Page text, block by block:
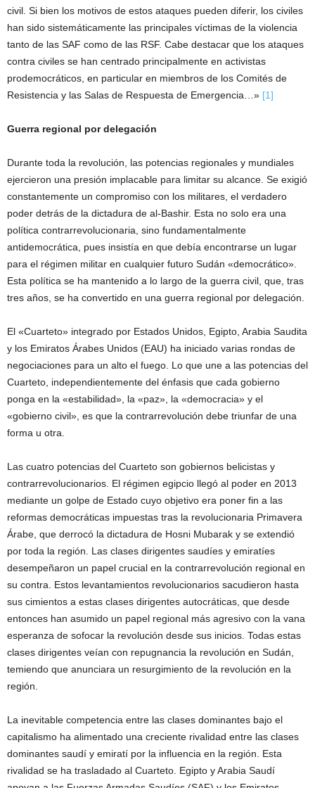
civil. Si bien los motivos de estos ataques pueden diferir, los civiles
han sido sistemáticamente las principales víctimas de la violencia
tanto de las SAF como de las RSF. Cabe destacar que los ataques
contra civiles se han centrado principalmente en activistas
prodemocráticos, en particular en miembros de los Comités de
Resistencia y las Salas de Respuesta de Emergencia…» [1]
Guerra regional por delegación
Durante toda la revolución, las potencias regionales y mundiales
ejercieron una presión implacable para limitar su alcance. Se exigió
constantemente un compromiso con los militares, el verdadero
poder detrás de la dictadura de al-Bashir. Esta no solo era una
política contrarrevolucionaria, sino fundamentalmente
antidemocrática, pues insistía en que debía encontrarse un lugar
para el régimen militar en cualquier futuro Sudán «democrático».
Esta política se ha mantenido a lo largo de la guerra civil, que, tras
tres años, se ha convertido en una guerra regional por delegación.
El «Cuarteto» integrado por Estados Unidos, Egipto, Arabia Saudita
y los Emiratos Árabes Unidos (EAU) ha iniciado varias rondas de
negociaciones para un alto el fuego. Lo que une a las potencias del
Cuarteto, independientemente del énfasis que cada gobierno
ponga en la «estabilidad», la «paz», la «democracia» y el
«gobierno civil», es que la contrarrevolución debe triunfar de una
forma u otra.
Las cuatro potencias del Cuarteto son gobiernos belicistas y
contrarrevolucionarios. El régimen egipcio llegó al poder en 2013
mediante un golpe de Estado cuyo objetivo era poner fin a las
reformas democráticas impuestas tras la revolucionaria Primavera
Árabe, que derrocó la dictadura de Hosni Mubarak y se extendió
por toda la región. Las clases dirigentes saudíes y emiratíes
desempeñaron un papel crucial en la contrarrevolución regional en
su contra. Estos levantamientos revolucionarios sacudieron hasta
sus cimientos a estas clases dirigentes autocráticas, que desde
entonces han asumido un papel regional más agresivo con la vana
esperanza de sofocar la revolución desde sus inicios. Todas estas
clases dirigentes veían con repugnancia la revolución en Sudán,
temiendo que anunciara un resurgimiento de la revolución en la
región.
La inevitable competencia entre las clases dominantes bajo el
capitalismo ha alimentado una creciente rivalidad entre las clases
dominantes saudí y emiratí por la influencia en la región. Esta
rivalidad se ha trasladado al Cuarteto. Egipto y Arabia Saudí